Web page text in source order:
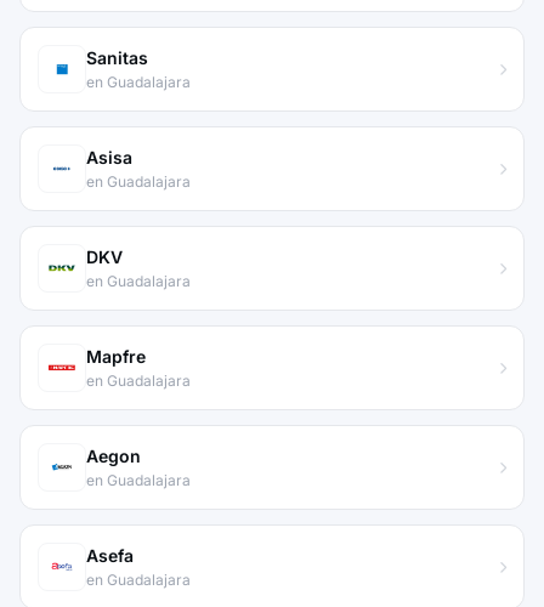
Sanitas
en Guadalajara
Asisa
en Guadalajara
DKV
en Guadalajara
Mapfre
en Guadalajara
Aegon
en Guadalajara
Asefa
en Guadalajara